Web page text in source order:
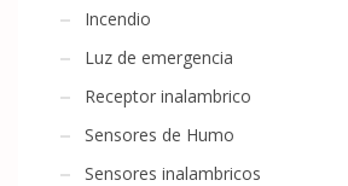
Incendio
Luz de emergencia
Receptor inalambrico
Sensores de Humo
Sensores inalambricos